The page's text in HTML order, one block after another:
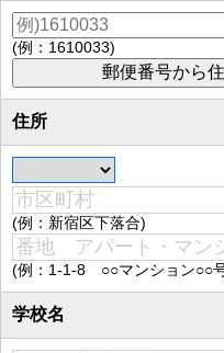
(例：1610033)
住所
(例：新宿区下落合)
(例：1-1-8 ○○マンション○○
学校名